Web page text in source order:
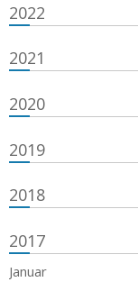
2022
2021
2020
2019
2018
2017
Januar